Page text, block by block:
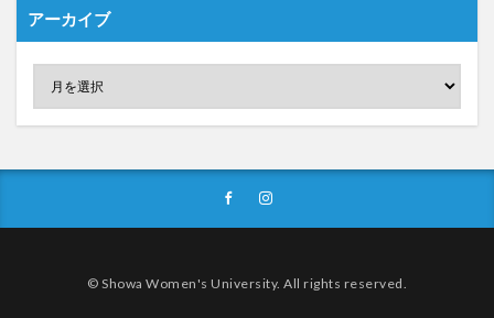
アーカイブ
© Showa Women's University. All rights reserved.